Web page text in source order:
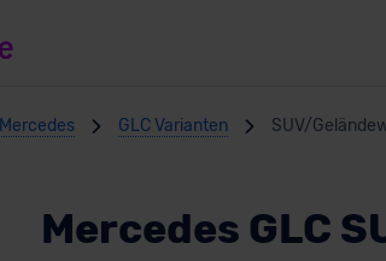
Mercedes GLC Varianten SUV/
Mercedes GLC